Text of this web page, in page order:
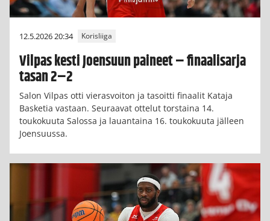
12.5.2026 20:34 Korisliiga
Vilpas kesti Joensuun paineet – finaalisarja
tasan 2–2
Salon Vilpas otti vierasvoiton ja tasoitti finaalit Kataja
Basketia vastaan. Seuraavat ottelut torstaina 14.
toukokuuta Salossa ja lauantaina 16. toukokuuta jälleen
Joensuussa.